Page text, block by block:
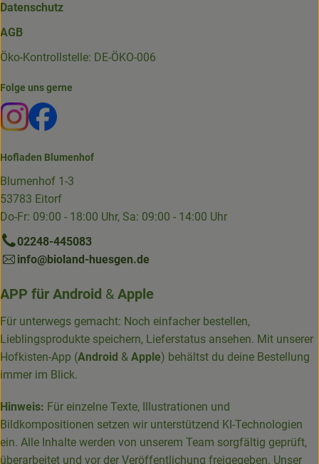
Datenschutz
AGB
Öko-Kontrollstelle: DE-ÖKO-006
Folge uns gerne
Externer Link zu https://www.instagram.com/die.hofkiste/
Externer Link zu https://www.facebook.com/p/Die-
Hofladen Blumenhof
Blumenhof 1-3
53783 Eitorf
Do-Fr: 09:00 - 18:00 Uhr, Sa: 09:00 - 14:00 Uhr
02248-445083
info@bioland-huesgen.de
APP für Android & Apple
Für unterwegs gemacht: Noch einfacher bestellen,
Lieblingsprodukte speichern, Lieferstatus ansehen. Mit unserer
Hofkisten-App (Android & Apple) behältst du deine Bestellung
immer im Blick.
Hinweis: Für einzelne Texte, Illustrationen und
Bildkompositionen setzen wir unterstützend KI-Technologien
ein. Alle Inhalte werden von unserem Team sorgfältig geprüft,
überarbeitet und vor der Veröffentlichung freigegeben. Unser